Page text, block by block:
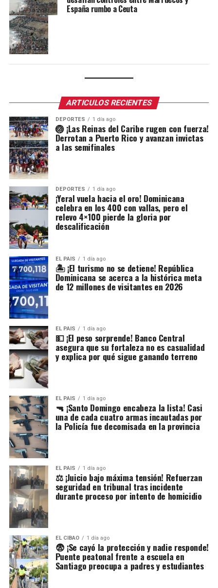
España rumbo a Ceuta
ARTICULOS RECIENTES
DEPORTES 1 día ago
🏐 ¡Las Reinas del Caribe rugen con fuerza!
Derrotan a Puerto Rico y avanzan invictas
a las semifinales
DEPORTES 1 día ago
¡Yeral vuela hacia el oro! Dominicana
celebra en los 400 con vallas, pero el
relevo 4×100 pierde la gloria por
descalificación
EL PAIS 1 día ago
🏝️ ¡El turismo no se detiene! República
Dominicana se acerca a la histórica meta
de 12 millones de visitantes en 2026
EL PAIS 1 día ago
💵 ¡El peso sorprende! Banco Central
asegura que su fortaleza no es casualidad
y explica por qué sigue ganando terreno
EL PAIS 1 día ago
🔫 ¡Santo Domingo encabeza la lista! Casi
una de cada cuatro armas incautadas por
la Policía fue decomisada en la provincia
EL PAIS 1 día ago
⚖️ ¡Juicio bajo máxima tensión! Refuerzan
seguridad en tribunal tras incidente
durante proceso por intento de homicidio
EL CIBAO 1 día ago
😨 ¡Se cayó la protección y nadie responde!
Puente peatonal frente a escuela en
Santiago preocupa a padres y estudiantes